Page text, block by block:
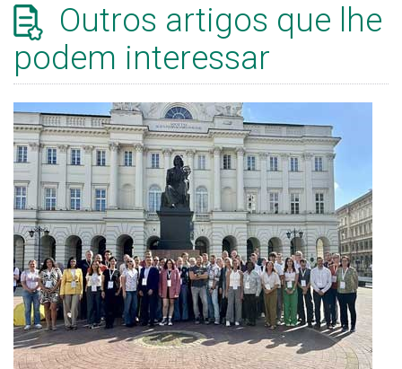
Outros artigos que lhe
podem interessar